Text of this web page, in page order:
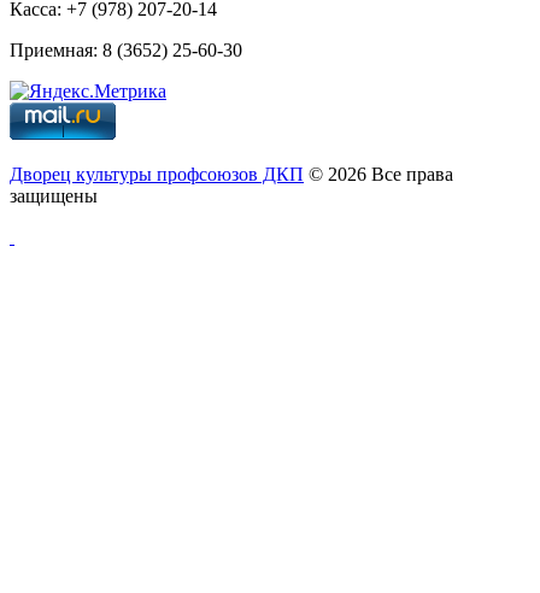
Касса: +7 (978) 207-20-14
Приемная: 8 (3652) 25-60-30
Дворец культуры профсоюзов ДКП © 2026 Все права
защищены